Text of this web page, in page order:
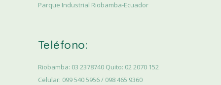
Parque Industrial Riobamba-Ecuador
Teléfono:
Riobamba: 03 2378740 Quito: 02 2070 152
Celular: 099 540 5956 / 098 465 9360